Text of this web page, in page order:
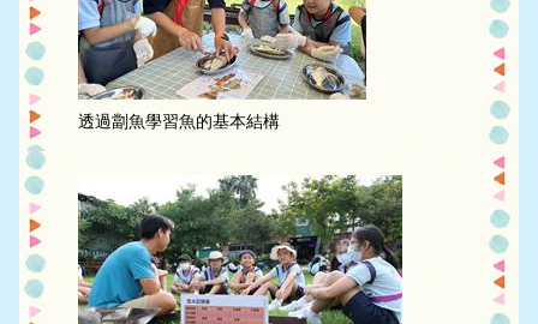
透過劏魚學習魚的基本結構